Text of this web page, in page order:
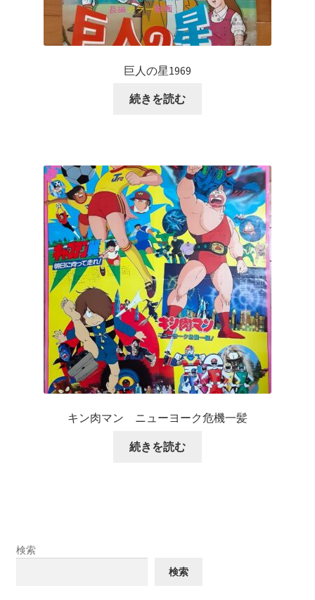
巨人の星1969
続きを読む
キン肉マン ニューヨーク危機一髪
続きを読む
検索
検索